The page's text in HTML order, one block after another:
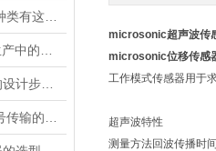
microsonic超声波传
microsonic位移传感
工作模式传感器用于
超声波特性
测量方法回波传播时